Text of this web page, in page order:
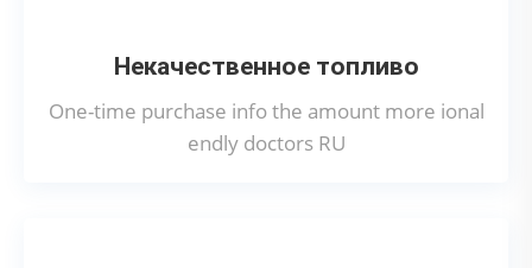
Некачественное топливо
One-time purchase info the amount more ional
endly doctors RU